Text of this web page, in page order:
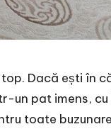
Dacă ești în
un pat imens,
toate